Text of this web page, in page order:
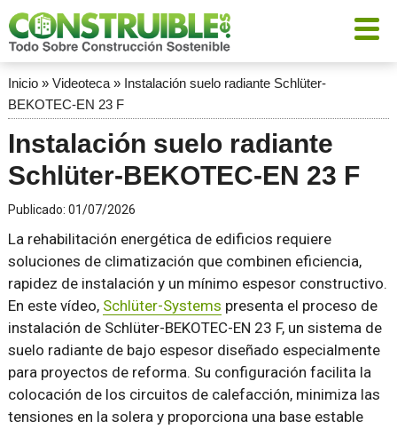
Inicio» Videoteca» Instalación suelo radiante Schlüter-
BEKOTEC-EN 23 F
Instalación suelo radiante
Schlüter-BEKOTEC-EN 23 F
Publicado: 01/07/2026
La rehabilitación energética de edificios requiere
soluciones de climatización que combinen eficiencia,
rapidez de instalación y un mínimo espesor constructivo.
En este vídeo, Schlüter-Systems presenta el proceso de
instalación de Schlüter-BEKOTEC-EN 23 F, un sistema de
suelo radiante de bajo espesor diseñado especialmente
para proyectos de reforma. Su configuración facilita la
colocación de los circuitos de calefacción, minimiza las
tensiones en la solera y proporciona una base estable